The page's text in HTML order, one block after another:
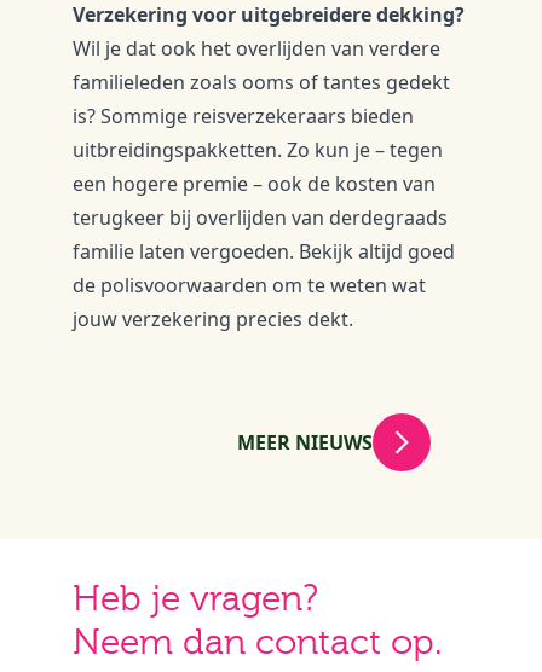
Verzekering voor uitgebreidere dekking?
Wil je dat ook het overlijden van verdere
familieleden zoals ooms of tantes gedekt
is? Sommige reisverzekeraars bieden
uitbreidingspakketten. Zo kun je – tegen
een hogere premie – ook de kosten van
terugkeer bij overlijden van derdegraads
familie laten vergoeden. Bekijk altijd goed
de polisvoorwaarden om te weten wat
jouw verzekering precies dekt.
MEER NIEUWS
Heb je vragen?
Neem dan contact op.